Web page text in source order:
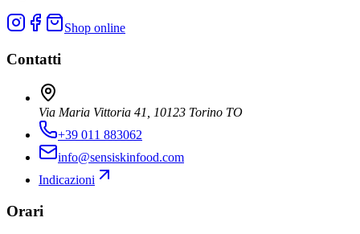
Shop online
Contatti
Via Maria Vittoria 41, 10123 Torino TO
+39 011 883062
info@sensiskinfood.com
Indicazioni
Orari